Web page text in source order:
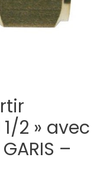
2 » avec
–